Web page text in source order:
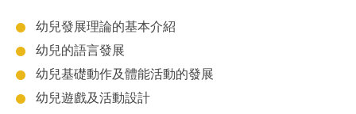
幼兒發展理論的基本介紹
幼兒的語言發展
幼兒基礎動作及體能活動的發展
幼兒遊戲及活動設計